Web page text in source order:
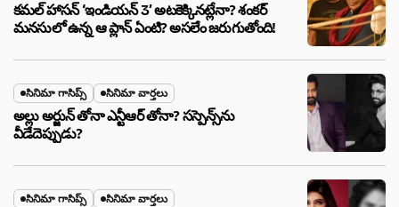
కమల్ హాసన్ ‘ఇండియన్ 3’ అటకెక్కినట్లేనా? శంకర్
మనసులో ఉన్న ఆ ప్లాన్ ఏంటి? అసలేం జరుగుతోంది!
సినిమా గాసిప్స్ సినిమా వార్తలు
అల్లు అర్జున్ తోనా ఎన్టీఆర్ తోనా? సస్పెన్స్‌ను
వీడేదెప్పుడు?
సినిమా గాసిప్స్ సినిమా వార్తలు